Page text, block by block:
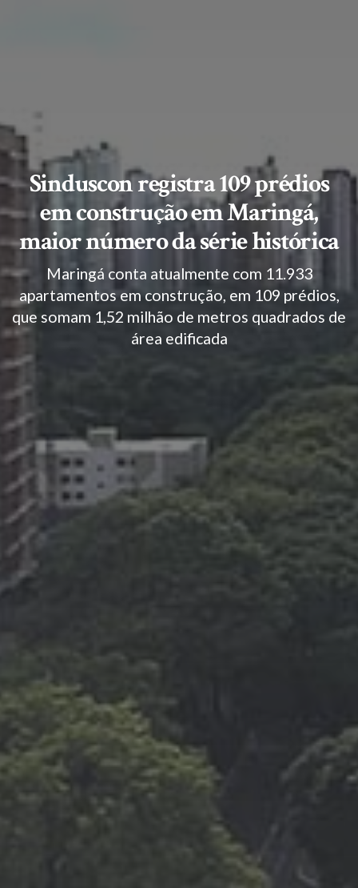
Sinduscon registra 109 prédios
em construção em Maringá,
maior número da série histórica
Maringá conta atualmente com 11.933
apartamentos em construção, em 109 prédios,
que somam 1,52 milhão de metros quadrados de
área edificada